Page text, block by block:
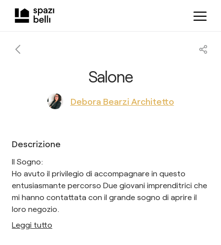
Salone
Debora Bearzi Architetto
Descrizione
Il Sogno:
Ho avuto il privilegio di accompagnare in questo
entusiasmante percorso Due giovani imprenditrici che
mi hanno contattata con il grande sogno di aprire il
loro negozio.
Leggi tutto